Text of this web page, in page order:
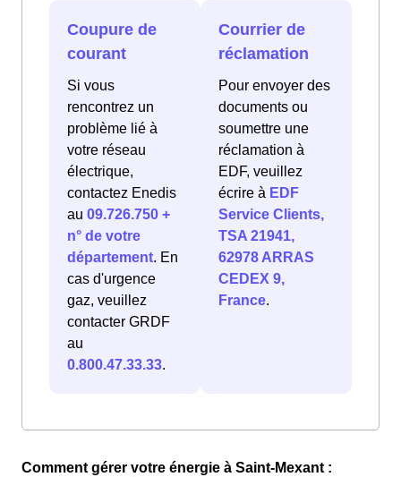
Coupure de
courant
Si vous
rencontrez un
problème lié à
votre réseau
électrique,
contactez Enedis
au 09.726.750 +
n° de votre
département. En
cas d'urgence
gaz, veuillez
contacter GRDF
au
0.800.47.33.33.
Courrier de
réclamation
Pour envoyer des
documents ou
soumettre une
réclamation à
EDF, veuillez
écrire à EDF
Service Clients,
TSA 21941,
62978 ARRAS
CEDEX 9,
France.
Comment gérer votre énergie à Saint-Mexant :